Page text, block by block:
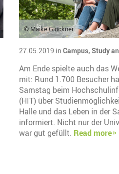
© Maike Glöckner
27.05.2019 in Campus, Study
Am Ende spielte auch das
mit: Rund 1.700 Besucher
Samstag beim
(HIT) über
Halle und das Leben in der
informiert. Nicht nur der
war gut gefüllt. Read more